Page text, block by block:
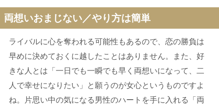
両想いおまじない／やり方は簡単
ライバルに心を奪われる可能性もあるので、恋の勝負は
早めに決めておくに越したことはありません。また、好
きな人とは「一日でも一瞬でも早く両想いになって、二
人で幸せになりたい」と願うのが女心というものですよ
ね。片思い中の気になる男性のハートを手に入れる「両